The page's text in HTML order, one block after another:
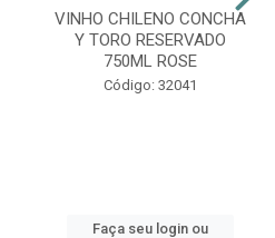
VINHO CHILENO CONCHA
Y TORO RESERVADO
750ML ROSE
Código: 32041
Faça seu login ou